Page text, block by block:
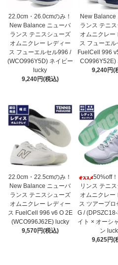
22.0cm・26.0cmのみ！
New Balance ニューバ
ランス テニスシューズ
オムニクレー レディー
ス フューエルセル996 /
(WCO996Y5D) ネイビー
lucky
9,240円(税込)
New Balance
ランス テニ
オムニクレー
ス フューエ
FuelCell 996
CO996Y52E)
9,240円(
22.0cm・22.5cmのみ！
New Balance ニューバ
ランス テニスシューズ
オムニクレー レディー
ス FuelCell 996 v6 O 2E
(WCO996J62E) lucky
9,570円(税込)
50%off
リンス テニ
オムニクレー
ス ツアープロ
G /
イト × オーシ
ン
9,625円(